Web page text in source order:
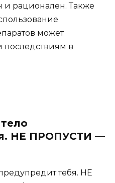
и рационален. Также
может
последствиям в
НЕ ПРОПУСТИ —
тебя. НЕ